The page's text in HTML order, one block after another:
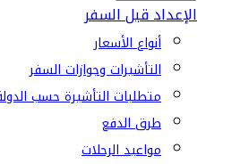
الإعداد قبل السفر
أنواع الأسعار
التأشيرات وجوازات السفر
متطلبات التأشيرة حسب
طرق الدفع
مواعيد الرحلات